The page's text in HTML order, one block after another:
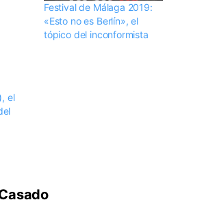
Festival de Málaga 2019:
«Esto no es Berlín», el
tópico del inconformista
el